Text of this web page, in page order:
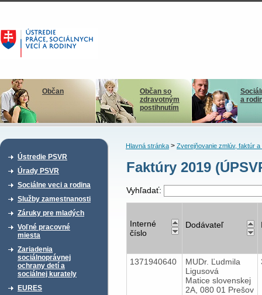
Občan
Občan so
zdravotným
postihnutím
a
Ústredie PSVR
Úrady PSVR
Sociálne veci a rodina
Služby zamestnanosti
Záruky pre mladých
Voľné pracovné
miesta
Zariadenia
sociálnoprávnej
ochrany detí a
sociálnej kurately
EURES
Hlavná stránka> Zverejňovanie zmlúv, faktúr a
Faktúry 2019
Vyhľadať:
Interné
číslo
Dodávateľ
1371940640
MUDr. Ľudmila
Ligusová
Matice slovenskej
2A, 080 01 Prešov